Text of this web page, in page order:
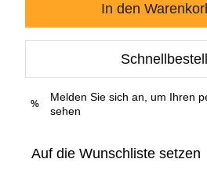
In den
%
Melden Sie sich an, um Ihren
sehen
Auf die Wunschliste setzen